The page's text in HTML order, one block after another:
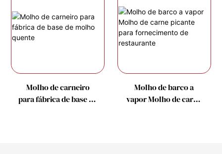
Molho de carneiro
para fábrica de base de
Molho de barco a
vapor Molho de carne